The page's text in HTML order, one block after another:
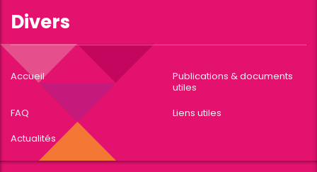
Divers
Accueil
Publications & documents
utiles
FAQ
Liens utiles
Actualités